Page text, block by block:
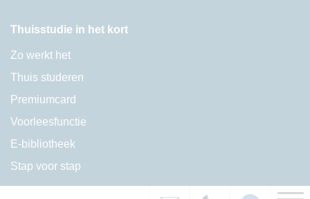
Thuisstudie in het kort
Zo werkt het
Thuis studeren
Premiumcard
Voorleesfunctie
E-bibliotheek
Stap voor stap